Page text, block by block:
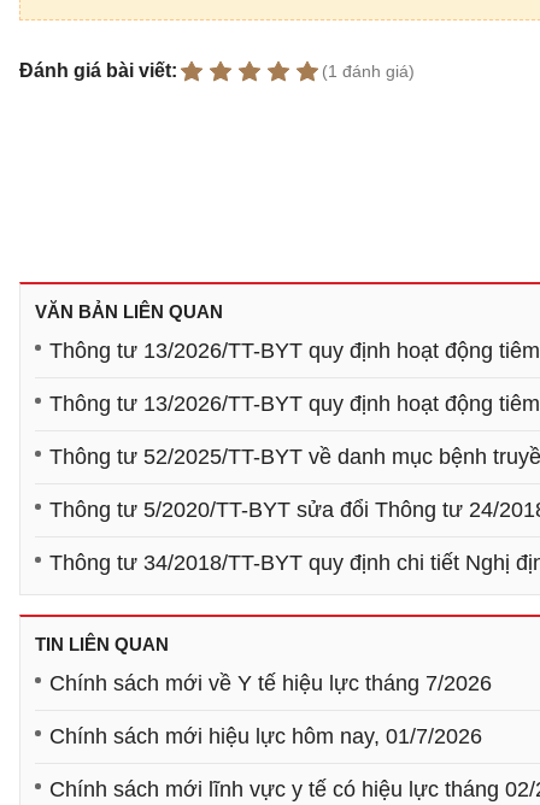
Đánh giá bài viết: (1 đánh giá)
VĂN BẢN LIÊN QUAN
Thông tư 13/2026/TT-BYT quy định hoạt động
Thông tư 13/2026/TT-BYT quy định hoạt động
Thông tư 52/2025/TT-BYT về danh mục bệnh
Thông tư 5/2020/TT-BYT sửa đổi Thông tư 24/
Thông tư 34/2018/TT-BYT quy định chi tiết Nghị
TIN LIÊN QUAN
Chính sách mới về Y tế hiệu lực tháng 7/2026
Chính sách mới hiệu lực hôm nay, 01/7/2026
Chính sách mới lĩnh vực y tế có hiệu lực tháng 02/